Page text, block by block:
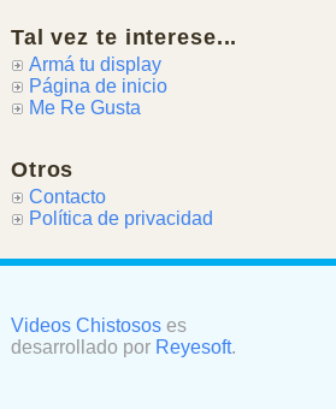
Tal vez te interese...
Armá tu display
Página de inicio
Me Re Gusta
Otros
Contacto
Política de privacidad
Videos Chistososes
desarrollado por Reyesoft.